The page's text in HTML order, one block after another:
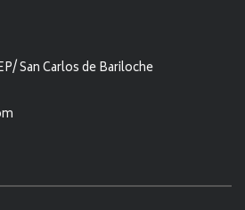
San Carlos de Bariloche